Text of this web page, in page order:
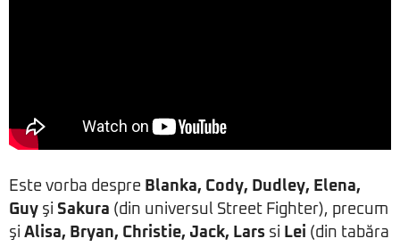
Este vorba despre Blanka, Cody, Dudley, Elena,
Guy şi Sakura (din universul Street Fighter), precum
şi Alisa, Bryan, Christie, Jack, Lars si Lei (din tabăra